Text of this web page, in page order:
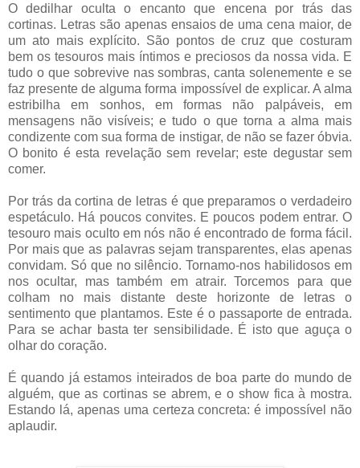
O dedilhar oculta o encanto que encena por trás das
cortinas. Letras são apenas ensaios de uma cena maior, de
um ato mais explícito. São pontos de cruz que costuram
bem os tesouros mais íntimos e preciosos da nossa vida. E
tudo o que sobrevive nas sombras, canta solenemente e se
faz presente de alguma forma impossível de explicar. A alma
estribilha em sonhos, em formas não palpáveis, em
mensagens não visíveis; e tudo o que torna a alma mais
condizente com sua forma de instigar, de não se fazer óbvia.
O bonito é esta revelação sem revelar; este degustar sem
comer.
Por trás da cortina de letras é que preparamos o verdadeiro
espetáculo. Há poucos convites. E poucos podem entrar. O
tesouro mais oculto em nós não é encontrado de forma fácil.
Por mais que as palavras sejam transparentes, elas apenas
convidam. Só que no silêncio. Tornamo-nos habilidosos em
nos ocultar, mas também em atrair. Torcemos para que
colham no mais distante deste horizonte de letras o
sentimento que plantamos. Este é o passaporte de entrada.
Para se achar basta ter sensibilidade. É isto que aguça o
olhar do coração.
É quando já estamos inteirados de boa parte do mundo de
alguém, que as cortinas se abrem, e o show fica à mostra.
Estando lá, apenas uma certeza concreta: é impossível não
aplaudir.